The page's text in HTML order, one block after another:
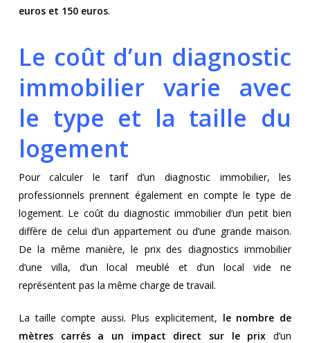
euros et 150 euros.
Le coût d’un diagnostic
immobilier varie avec
le type et la taille du
logement
Pour calculer le tarif d’un diagnostic immobilier, les
professionnels prennent également en compte le type de
logement. Le coût du diagnostic immobilier d’un petit bien
diffère de celui d’un appartement ou d’une grande maison.
De la même manière, le prix des diagnostics immobilier
d’une villa, d’un local meublé et d’un local vide ne
représentent pas la même charge de travail.
La taille compte aussi. Plus explicitement, le nombre de
mètres carrés a un impact direct sur le prixd’un